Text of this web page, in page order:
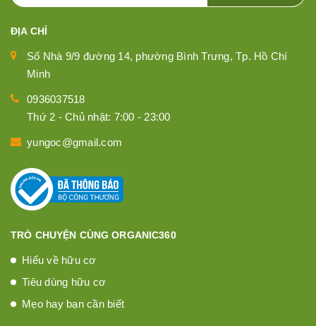
ĐỊA CHỈ
Số Nhà 9/9 đường 14, phường Bình Trưng, Tp. Hồ Chí
Minh
0936037518
Thứ 2 - Chủ nhật: 7:00 - 23:00
yungoc@gmail.com
TRÒ CHUYỆN CÙNG ORGANIC360
Hiểu về hữu cơ
Tiêu dùng hữu cơ
Mẹo hay bạn cần biết